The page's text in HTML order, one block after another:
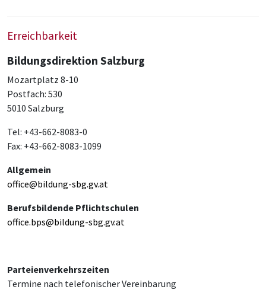
Erreichbarkeit
Bildungsdirektion Salzburg
Mozartplatz 8-10
Postfach: 530
5010 Salzburg
Tel: +43-662-8083-0
Fax: +43-662-8083-1099
Allgemein
office@bildung-sbg.gv.at
Berufsbildende Pflichtschulen
office.bps@bildung-sbg.gv.at
Parteienverkehrszeiten
Termine nach telefonischer Vereinbarung